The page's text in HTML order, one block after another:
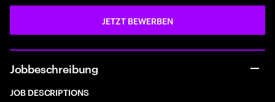
JETZT BEWERBEN
Jobbeschreibung
JOB DESCRIPTIONS